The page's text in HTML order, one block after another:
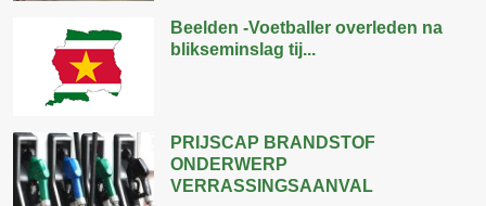
Beelden -Voetballer overleden na
blikseminslag tij...
PRIJSCAP BRANDSTOF
ONDERWERP
VERRASSINGSAANVAL